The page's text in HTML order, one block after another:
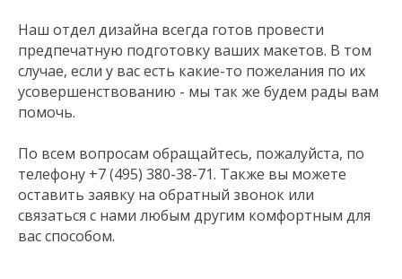
Наш отдел дизайна всегда готов провести
предпечатную подготовку ваших макетов. В том
случае, если у вас есть какие-то пожелания по их
усовершенствованию - мы так же будем рады вам
помочь.
По всем вопросам обращайтесь, пожалуйста, по
телефону +7 (495) 380-38-71. Также вы можете
оставить заявку на обратный звонок или
связаться с нами любым другим комфортным для
вас способом.